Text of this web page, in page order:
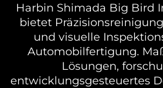
Harbin Shimada Big Bird
bietet
und visuelle
Automobilfertigung.
Lösungen,
entwicklungsgesteuertes